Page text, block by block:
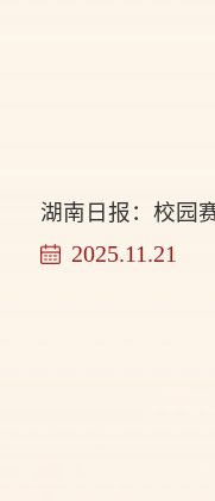
湖南日报：校园
2025.11.21